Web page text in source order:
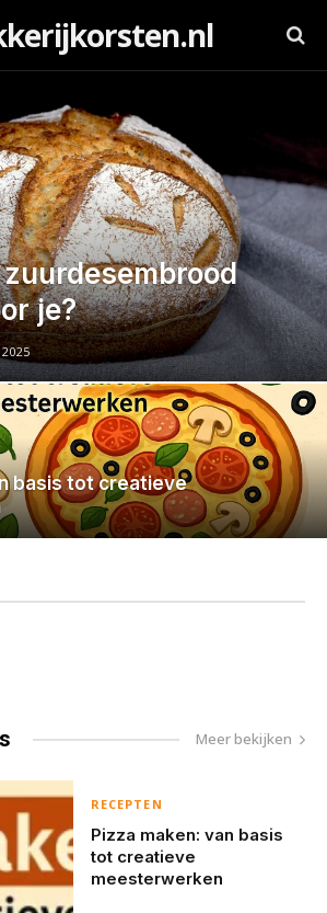
je?
basis tot creatieve
Meer bekijken
RECEPTEN
Pizza maken: van basis
tot creatieve
meesterwerken